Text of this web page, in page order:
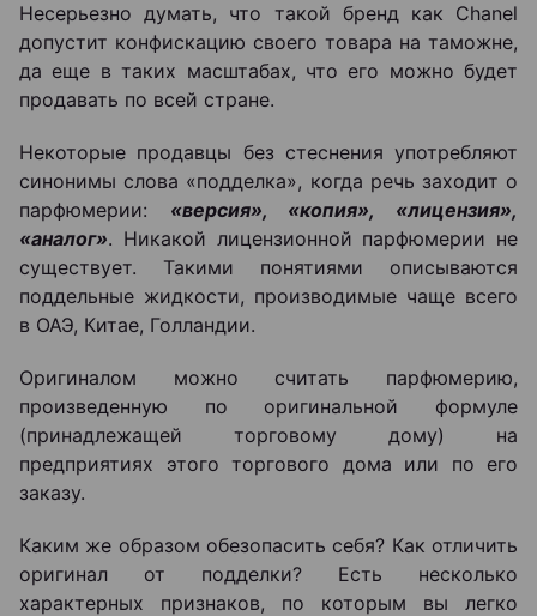
Несерьезно думать, что такой бренд как Chanel
допустит конфискацию своего товара на таможне,
да еще в таких масштабах, что его можно будет
продавать по всей стране.
Некоторые продавцы без стеснения употребляют
синонимы слова «подделка», когда речь заходит о
парфюмерии: «версия», «копия», «лицензия»,
«аналог». Никакой лицензионной парфюмерии не
существует. Такими понятиями описываются
поддельные жидкости, производимые чаще всего
в ОАЭ, Китае, Голландии.
Оригиналом можно считать парфюмерию,
произведенную по оригинальной формуле
(принадлежащей торговому дому) на
предприятиях этого торгового дома или по его
заказу.
Каким же образом обезопасить себя? Как отличить
оригинал от подделки? Есть несколько
характерных признаков, по которым вы легко